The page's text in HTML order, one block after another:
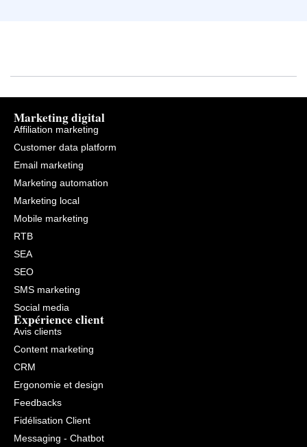
Marketing digital
Affiliation marketing
Customer data platform
Email marketing
Marketing automation
Marketing local
Mobile marketing
RTB
SEA
SEO
SMS marketing
Social media
Expérience client
Avis clients
Content marketing
CRM
Ergonomie et design
Feedbacks
Fidélisation Client
Messaging - Chatbot